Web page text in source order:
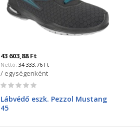
43 603,88 Ft
34 333,76 Ft
/ egységenként
Rating:
Lábvédő eszk. Pezzol Mustang
45